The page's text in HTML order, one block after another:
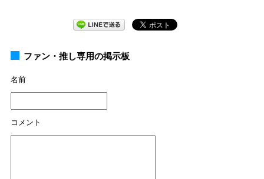
ファン・推し専用の掲示板
名前
コメント